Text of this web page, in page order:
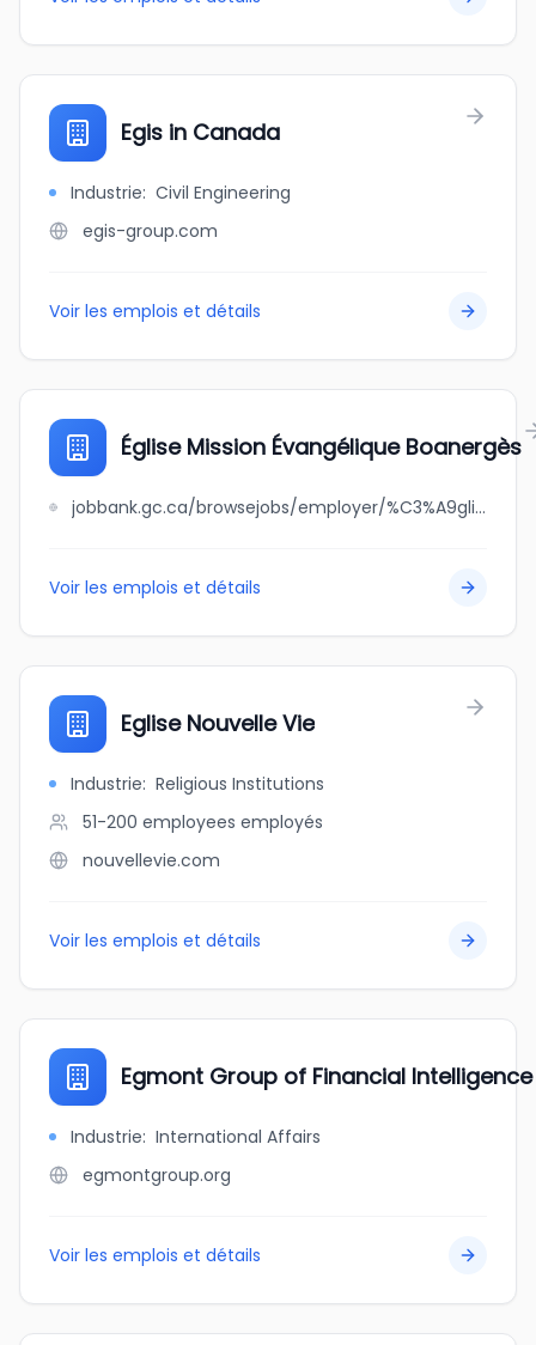
Egis in Canada
Industrie: Civil Engineering
egis-group.com
Voir les emplois et détails
Église Mission Évangélique Boanergès
jobbank.gc.ca/browsejobs/employer/%C3%A9glise+mission+%C3%A9vang%C3%A9lique+boanerg%C3%A8s/ca
Voir les emplois et détails
Eglise Nouvelle Vie
Industrie: Religious Institutions
51-200 employees employés
nouvellevie.com
Voir les emplois et détails
Egmont Group of Financial
Industrie: International Affairs
egmontgroup.org
Voir les emplois et détails